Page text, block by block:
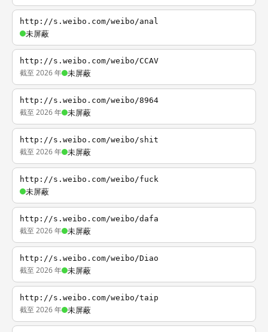
http://s.weibo.com/weibo/anal
未屏蔽
http://s.weibo.com/weibo/CCAV
截至 2026 年 未屏蔽
http://s.weibo.com/weibo/8964
截至 2026 年 未屏蔽
http://s.weibo.com/weibo/shit
截至 2026 年 未屏蔽
http://s.weibo.com/weibo/fuck
未屏蔽
http://s.weibo.com/weibo/dafa
截至 2026 年 未屏蔽
http://s.weibo.com/weibo/Diao
截至 2026 年 未屏蔽
http://s.weibo.com/weibo/taip
截至 2026 年 未屏蔽